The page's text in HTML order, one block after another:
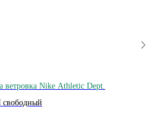
ветровка Nike Athletic Dept.
свободный